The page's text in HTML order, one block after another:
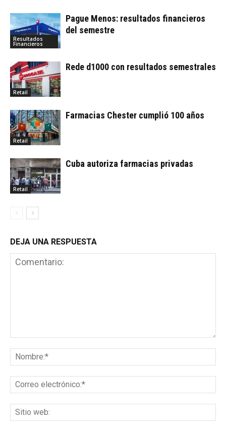
Resultados
Financieros
Pague Menos: resultados financieros
del semestre
Retail
Rede d1000 con resultados semestrales
Retail
Farmacias Chester cumplió 100 años
Retail
Cuba autoriza farmacias privadas
DEJA UNA RESPUESTA